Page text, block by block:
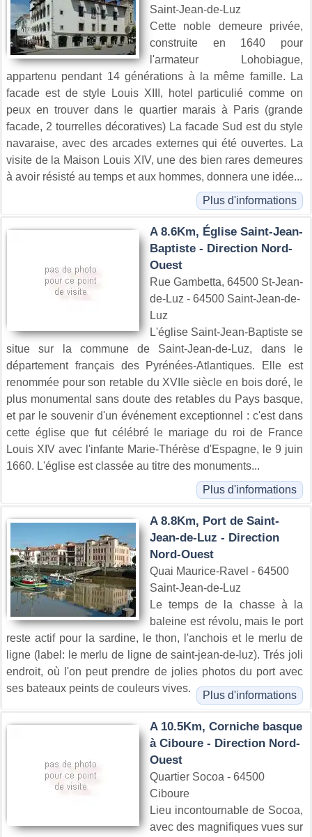
Saint-Jean-de-Luz
Cette noble demeure privée,
construite en 1640 pour
l'armateur Lohobiague,
appartenu pendant 14 générations à la même famille. La
facade est de style Louis XIII, hotel particulié comme on
peux en trouver dans le quartier marais à Paris (grande
facade, 2 tourrelles décoratives) La facade Sud est du style
navaraise, avec des arcades externes qui été ouvertes. La
visite de la Maison Louis XIV, une des bien rares demeures
à avoir résisté au temps et aux hommes, donnera une idée...
Plus d'informations
A 8.6Km, Église Saint-Jean-
Baptiste - Direction Nord-
Ouest
Rue Gambetta, 64500 St-Jean-
de-Luz - 64500 Saint-Jean-de-
Luz
L'église Saint-Jean-Baptiste se
situe sur la commune de Saint-Jean-de-Luz, dans le
département français des Pyrénées-Atlantiques. Elle est
renommée pour son retable du XVIIe siècle en bois doré, le
plus monumental sans doute des retables du Pays basque,
et par le souvenir d'un événement exceptionnel : c'est dans
cette église que fut célébré le mariage du roi de France
Louis XIV avec l'infante Marie-Thérèse d'Espagne, le 9 juin
1660. L'église est classée au titre des monuments...
Plus d'informations
A 8.8Km, Port de Saint-
Jean-de-Luz - Direction
Nord-Ouest
Quai Maurice-Ravel - 64500
Saint-Jean-de-Luz
Le temps de la chasse à la
baleine est révolu, mais le port
reste actif pour la sardine, le thon, l'anchois et le merlu de
ligne (label: le merlu de ligne de saint-jean-de-luz). Trés joli
endroit, où l'on peut prendre de jolies photos du port avec
ses bateaux peints de couleurs vives.
Plus d'informations
A 10.5Km, Corniche basque
à Ciboure - Direction Nord-
Ouest
Quartier Socoa - 64500
Ciboure
Lieu incontournable de Socoa,
avec des magnifiques vues sur